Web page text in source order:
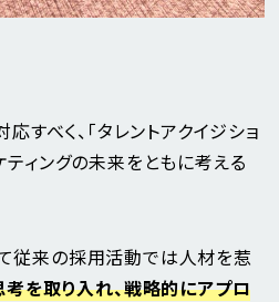
べく、「タレントアクイジショ
ィングの未来をともに考える
従来の採用活動では人材を惹
を取り入れ、戦略的にアプロ